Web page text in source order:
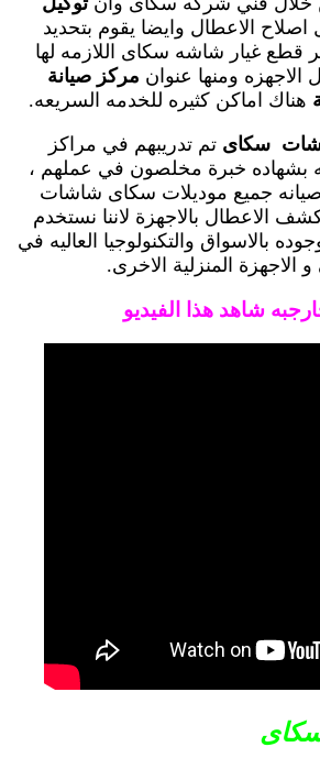
اصلاح الاعطال وايضا يقوم بتحديد
قطع غيار شاشه سكاى اللازمه لها
ومنها عنوان مركز صيانة
هناك اماكن كثيره للخدمه السريعه.
سكاى تم تدريبهم في مراكز
بشهاده خبرة مخلصون في عملهم ،
جميع موديلات سكاى شاشات
الاعطال بالاجهزة لاننا نستخدم
بالاسواق والتكنولوجيا العاليه في
و الاجهزة المنزلية الاخرى.
شاهد هذا الفيديو